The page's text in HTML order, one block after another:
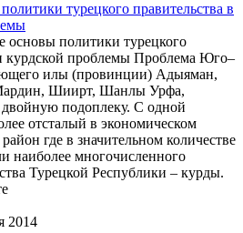
турецкого правительства в
основы политики турецкого
курдской проблемы Проблема Юго–
илы (провинции) Адыяман,
Шиирт, Шанлы Урфа,
подоплеку. С одной
отсталый в экономическом
где в значительном количестве
наиболее многочисленного
Турецкой Республики – курды.
2014